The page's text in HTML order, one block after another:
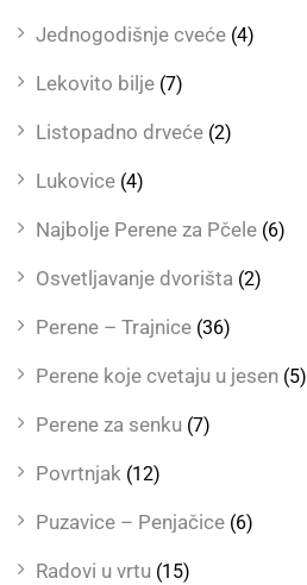
Jednogodišnje cveće (4)
Lekovito bilje (7)
Listopadno drveće (2)
Lukovice (4)
Najbolje Perene za Pčele (6)
Osvetljavanje dvorišta (2)
Perene – Trajnice (36)
Perene koje cvetaju u jesen (5)
Perene za senku (7)
Povrtnjak (12)
Puzavice – Penjačice (6)
Radovi u vrtu (15)